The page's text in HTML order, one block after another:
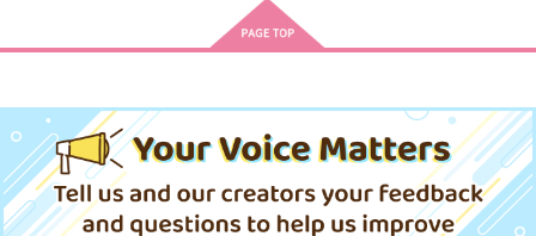
握りの賢ちゃん
こねくり
FGO Illustrations 13
ReDrop
Aとの軌跡
ゲンサイテイ
雨奇晴好
700 円（税込）
Fate/Grand Order
インドラ
アルジュナ
アルジュナ〔オルタ〕
サンプル
父様といっしょ
629
Fate/Grand Order
サンプル
Stories of Love Birds
472 円（税込）
Fate/Grand Order
インドラ×アルジュナ
サンプル